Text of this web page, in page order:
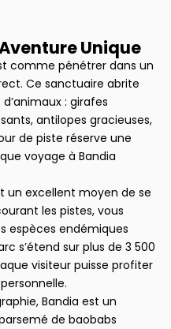
Unique
comme pénétrer dans un
Ce sanctuaire abrite
: girafes
antilopes gracieuses,
de piste réserve une
voyage à Bandia
un excellent moyen de se
les pistes, vous
espèces endémiques
s’étend sur plus de 3 500
visiteur puisse profiter
Bandia est un
de baobabs